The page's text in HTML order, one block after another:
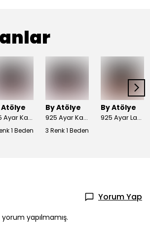
Atölye
925 Ayar Kan Taşlı (kırmızı) Gümüş Yüzük
1 Beden
By Atölye
925 Ayar Kan Taşlı (yeşil) Gümüş Yüzük
3 Renk 1 Beden
By Atölye
925 Ayar Lapis Taşlı Gold Gümüş Yüzük
Yorum Yap
yapılmamış.